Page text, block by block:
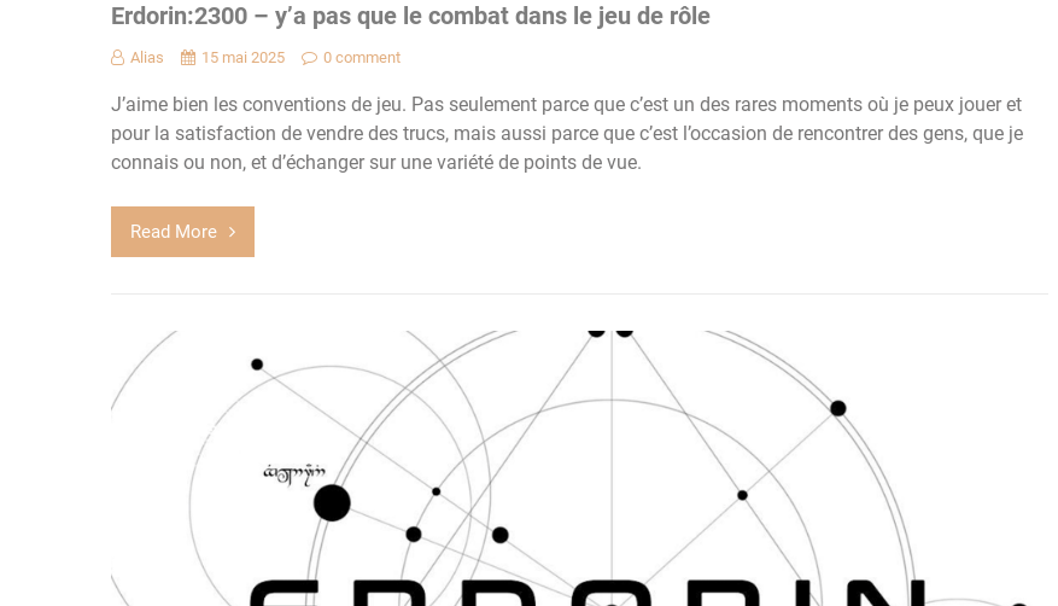
Erdorin:2300 – y’a pas que le combat dans le jeu de rôle
Alias 15 mai 2025 0 comment
J’aime bien les conventions de jeu. Pas seulement parce que c’est un des rares moments où je peux jouer et
pour la satisfaction de vendre des trucs, mais aussi parce que c’est l’occasion de rencontrer des gens, que je
connais ou non, et d’échanger sur une variété de points de vue.
Read More